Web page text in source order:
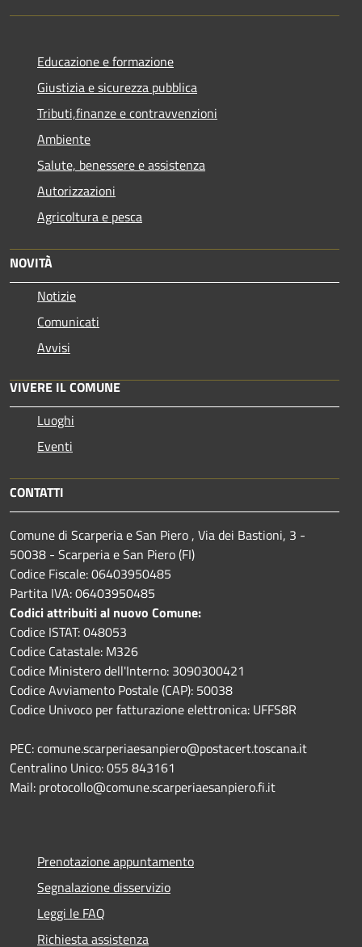
Educazione e formazione
Giustizia e sicurezza pubblica
Tributi,finanze e contravvenzioni
Ambiente
Salute, benessere e assistenza
Autorizzazioni
Agricoltura e pesca
NOVITÀ
Notizie
Comunicati
Avvisi
VIVERE IL COMUNE
Luoghi
Eventi
CONTATTI
Comune di Scarperia e San Piero , Via dei Bastioni, 3 -
50038 - Scarperia e San Piero (FI)
Codice Fiscale: 06403950485
Partita IVA: 06403950485
Codici attribuiti al nuovo Comune:
Codice ISTAT: 048053
Codice Catastale: M326
Codice Ministero dell'Interno: 3090300421
Codice Avviamento Postale (CAP): 50038
Codice Univoco per fatturazione elettronica: UFFS8R
PEC: comune.scarperiaesanpiero@postacert.toscana.it
Centralino Unico: 055 843161
Mail: protocollo@comune.scarperiaesanpiero.fi.it
Prenotazione appuntamento
Segnalazione disservizio
Leggi le FAQ
Richiesta assistenza